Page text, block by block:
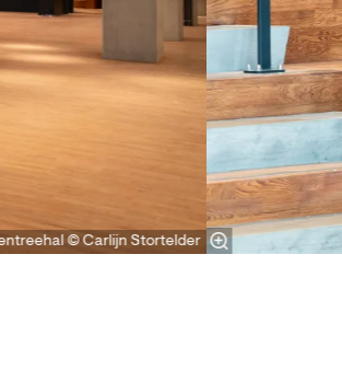
© Carlijn Stortelder